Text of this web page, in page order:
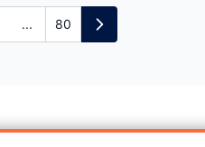
... 80